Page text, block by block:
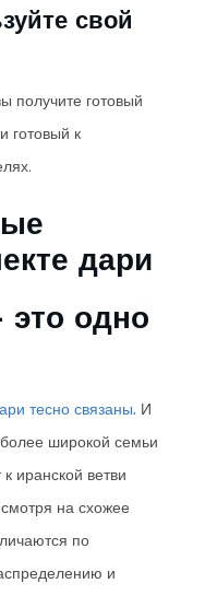
свой
получите готовый
готовый к
дари
одно
тесно связаны. И
широкой семьи
иранской ветви
на схожее
по
и